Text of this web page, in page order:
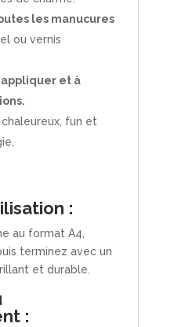
les manucures
ou vernis
appliquer et à
fun et
:
au format A4,
terminez avec un
et durable.
: